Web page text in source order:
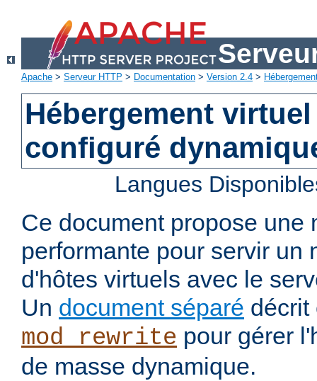
Apache > Serveur HTTP > Documentation > Version 2.4 >
Hébergement
configuré
Langues
Ce document propose une
performante pour servir un
d'hôtes virtuels avec le
Un document séparé décrit
mod_rewrite pour gérer
de masse dynamique.